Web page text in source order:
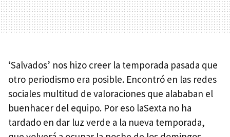
‘Salvados’ nos hizo creer la temporada pasada que
otro periodismo era posible. Encontró en las redes
sociales multitud de valoraciones que alababan el
buenhacer del equipo. Por eso laSexta no ha
tardado en dar luz verde a la nueva temporada,